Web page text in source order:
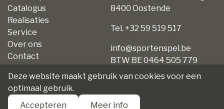
Catalogus
Realisaties
Service
Over ons
Contact
Disclaimer
Algemene voorwaarden
8400 Oostende
Tel. +32 59 519 517
info@sportenspel.be
BTW BE 0464 505 779
Deze website maakt gebruik van cookies voor een
optimaal gebruik.
Accepteren
Meer info